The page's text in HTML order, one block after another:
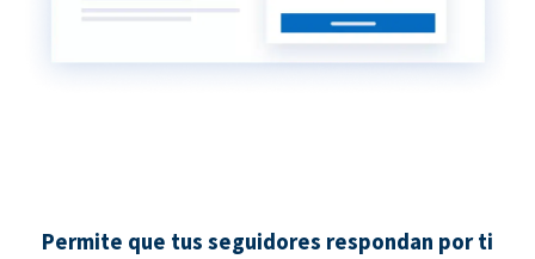
Permite que tus seguidores respondan por ti